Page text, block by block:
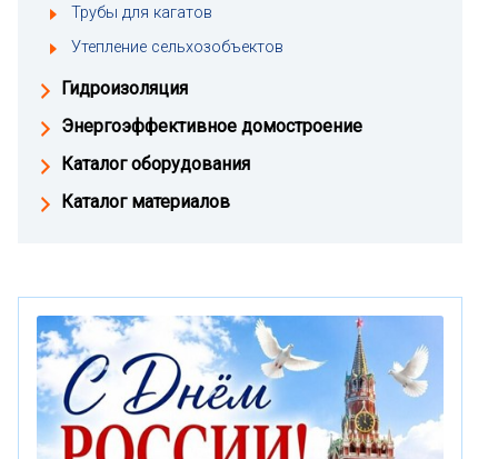
Трубы для кагатов
Утепление сельхозобъектов
Гидроизоляция
Энергоэффективное домостроение
Каталог оборудования
Каталог материалов